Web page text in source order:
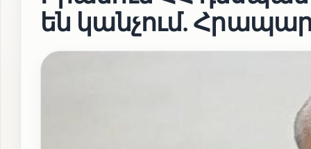
են կանչում.